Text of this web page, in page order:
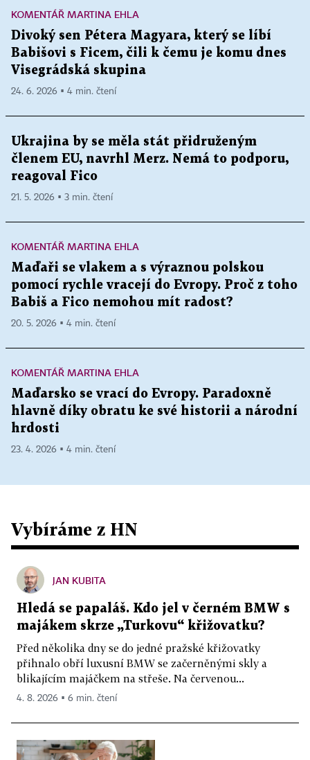
KOMENTÁŘ MARTINA EHLA
Divoký sen Pétera Magyara, který se líbí
Babišovi s Ficem, čili k čemu je komu dnes
Visegrádská skupina
24. 6. 2026 ▪ 4 min. čtení
Ukrajina by se měla stát přidruženým
členem EU, navrhl Merz. Nemá to podporu,
reagoval Fico
21. 5. 2026 ▪ 3 min. čtení
KOMENTÁŘ MARTINA EHLA
Maďaři se vlakem a s výraznou polskou
pomocí rychle vracejí do Evropy. Proč z toho
Babiš a Fico nemohou mít radost?
20. 5. 2026 ▪ 4 min. čtení
KOMENTÁŘ MARTINA EHLA
Maďarsko se vrací do Evropy. Paradoxně
hlavně díky obratu ke své historii a národní
hrdosti
23. 4. 2026 ▪ 4 min. čtení
Vybíráme z HN
JAN KUBITA
Hledá se papaláš. Kdo jel v černém BMW s
majákem skrze „Turkovu“ křižovatku?
Před několika dny se do jedné pražské křižovatky
přihnalo obří luxusní BMW se začerněnými skly a
blikajícím majáčkem na střeše. Na červenou...
4. 8. 2026 ▪ 6 min. čtení